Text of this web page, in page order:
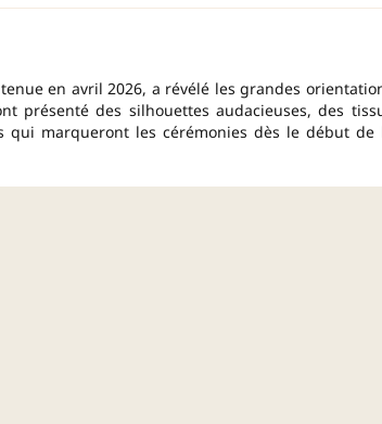
tenue en avril 2026, a révélé les grandes
présenté des silhouettes audacieuses, des
qui marqueront les cérémonies dès le début de